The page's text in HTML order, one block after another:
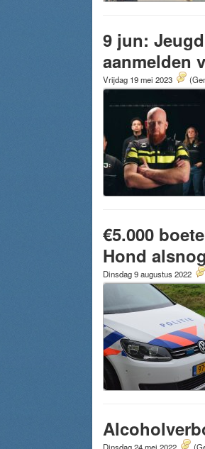
9 jun:
aanmelden
Vrijdag 19 mei 2023
€5.000
Hond
Dinsdag 9 augustus 2022